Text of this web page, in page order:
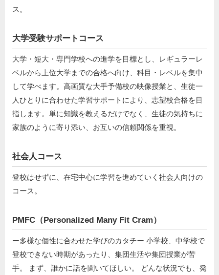
ス。
大学受験サポートコース
大学・短大・専門学校への進学を目標とし、レギュラーレ
ベルから上位大学までの合格へ向け、科目・レベルを集中
して学べます。高画質な大手予備校の映像授業と、生徒一
人ひとりに合わせた学習サポートにより、志望校合格を目
指します。単に知識を教えるだけでなく、生徒の気持ちに
家族のように寄り添い、お互いの信頼関係を重視。
社会人コース
登校はせずに、在宅中心に学習を進めていく社会人向けの
コース。
PMFC（Personalized Many Fit Cram）
ー多様な個性に合わせた学びのカタチー 小学校、中学校で
登校できない時期があったり、集団生活や集団授業が苦
手。 まず、誰かに話を聞いてほしい。 どんな状況でも、発